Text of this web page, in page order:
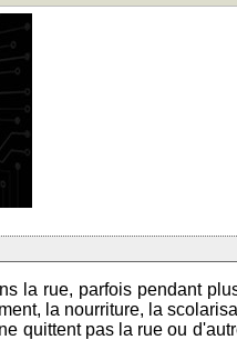
la rue, parfois pendant
la nourriture, la
quittent pas la rue ou